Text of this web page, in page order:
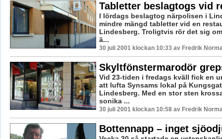
Tabletter beslagtogs vid
I lördags beslagtog närpolisen i
mindre mängd tabletter vid en
Lindesberg. Troligtvis rör det sig
ä...
30 juli 2001 klockan 10:33 av Fredrik
Skyltfönstermarodör
Vid 23-tiden i fredags kväll fick en
att lufta Synsams lokal på
Lindesberg. Med en stor sten
sonika ...
30 juli 2001 klockan 10:58 av Fredrik
Bottennapp – inget